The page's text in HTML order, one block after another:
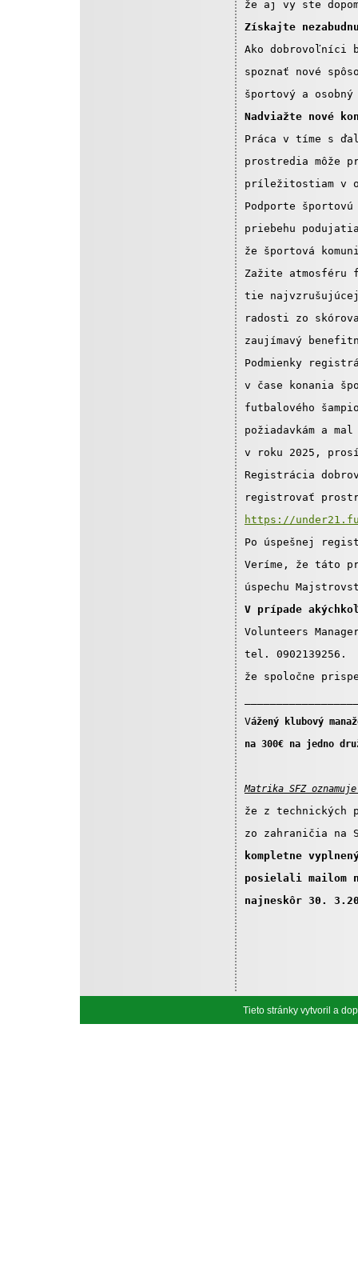
že aj vy ste
Získajte
Ako dobrovoľníci
spoznať nové
športový a
Nadviažte nové
Práca v tíme s
prostredia môže
príležitostiam
Podporte
priebehu
že športová
Zažite atmosféru
tie
radosti zo
zaujímavý
Podmienky
v čase konania
futbalového
požiadavkám a
v roku 2025,
Registrácia
registrovať
https://
Po úspešnej
Veríme, že táto
úspechu
V prípade
Volunteers
tel. 0902139256.
že spoločne
Vážený klubový
na 300€ na jedno
Matrika SFZ
že z technických
zo zahraničia na
kompletne
posielali mailom
najneskôr 30.
Tieto stránky vytvoril a